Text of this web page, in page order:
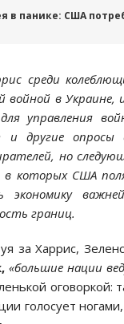
в панике: США
среди
войной в
управления
другие опросы
но
в которых США
экономику
границ.
за Харрис,
«большие нации
оговоркой:
голосует